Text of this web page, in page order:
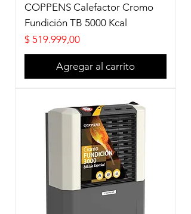
COPPENS Calefactor Cromo
Fundición TB 5000 Kcal
Precio
$ 519.999,00
Agregar al carrito